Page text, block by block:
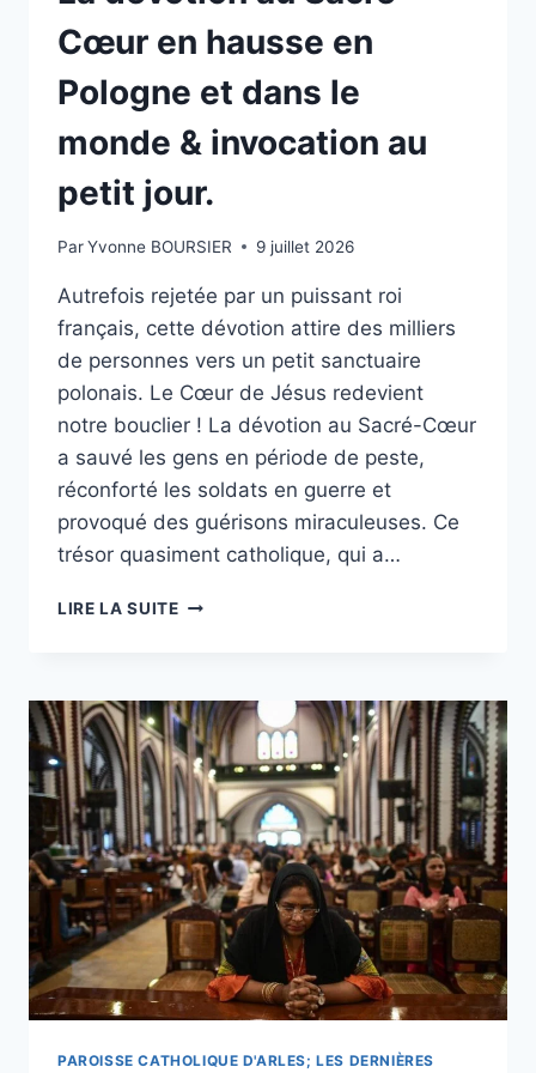
Cœur en hausse en
Pologne et dans le
monde & invocation au
petit jour.
ParYvonne BOURSIER 9 juillet 2026
Autrefois rejetée par un puissant roi
français, cette dévotion attire des milliers
de personnes vers un petit sanctuaire
polonais. Le Cœur de Jésus redevient
notre bouclier ! La dévotion au Sacré-Cœur
a sauvé les gens en période de peste,
réconforté les soldats en guerre et
provoqué des guérisons miraculeuses. Ce
trésor quasiment catholique, qui a…
LIRE LA SUITELA
CŒUR
EN
HAUSSE
EN
POLOGNE
ET
DANS
LE
MONDE
&
INVOCATION
AU
PETIT
PAROISSE CATHOLIQUE D'ARLES; LES DERNIÈRES